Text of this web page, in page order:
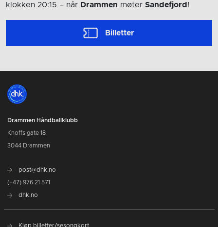
klokken 20:15 – når Drammen møter Sandefjord !
Billetter
Drammen Håndballklubb
Knoffs gate 18
3044 Drammen
post@dhk.no
(+47) 976 21 571
dhk.no
Kjøp billetter/sesongkort